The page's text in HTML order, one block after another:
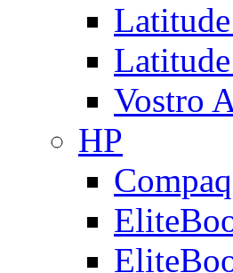
Vostro
HP